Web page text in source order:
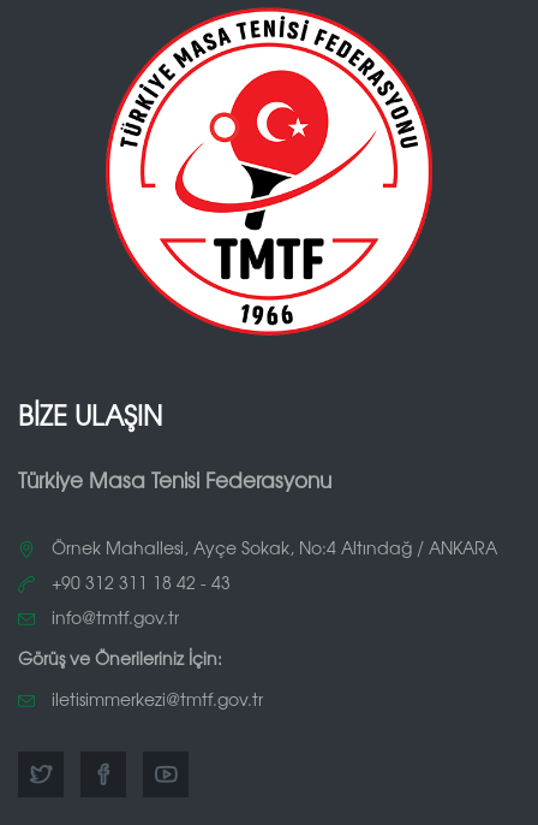
BİZE ULAŞIN
Türkiye Masa Tenisi Federasyonu
Örnek Mahallesi, Ayçe Sokak, No:4 Altındağ / ANKARA
+90 312 311 18 42 - 43
info@tmtf.gov.tr
Görüş ve Önerileriniz İçin:
iletisimmerkezi@tmtf.gov.tr